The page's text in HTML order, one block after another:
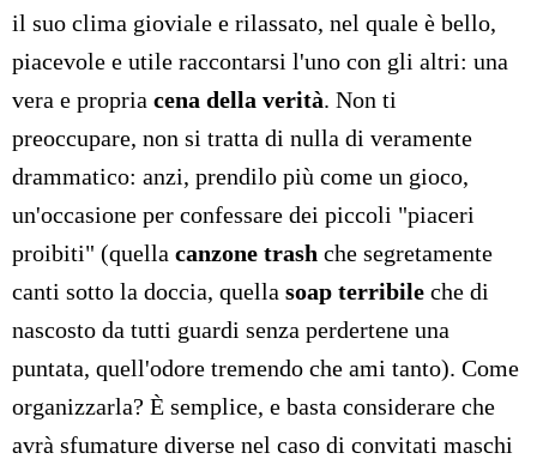
il suo clima gioviale e rilassato, nel quale è bello,
piacevole e utile raccontarsi l'uno con gli altri: una
vera e propria cena della verità. Non ti
preoccupare, non si tratta di nulla di veramente
drammatico: anzi, prendilo più come un gioco,
un'occasione per confessare dei piccoli "piaceri
proibiti" (quella canzone trash che segretamente
canti sotto la doccia, quella soap terribile che di
nascosto da tutti guardi senza perdertene una
puntata, quell'odore tremendo che ami tanto). Come
organizzarla? È semplice, e basta considerare che
avrà sfumature diverse nel caso di convitati maschi